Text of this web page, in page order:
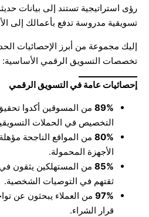
رؤى استراتيجية تستند إلى بيانات
تسويقية مدروسة تدفع بأعمالك إلى الأمام
إليك مجموعة من أبرز الإحصائيات
تخصصات التسويق الرقمي الأساسية:
إحصائيات عامة في التسويق الرقمي
89% من المسوقين أكدوا
التخصيص في الحملات
80% من المواقع الناجحة
الأجهزة المحمولة.
85% من المستهلكين يثقون في
ثقتهم في التوصيات الشخصية.
97% من العملاء يبحثون عن
قرار الشراء.